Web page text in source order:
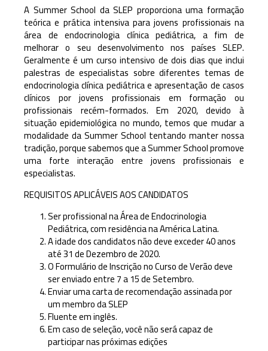
A Summer School da SLEP proporciona uma formação
teórica e prática intensiva para jovens profissionais na
área de endocrinologia clínica pediátrica, a fim de
melhorar o seu desenvolvimento nos países SLEP.
Geralmente é um curso intensivo de dois dias que inclui
palestras de especialistas sobre diferentes temas de
endocrinologia clínica pediátrica e apresentação de casos
clínicos por jovens profissionais em formação ou
profissionais recém-formados. Em 2020, devido à
situação epidemiológica no mundo, temos que mudar a
modalidade da Summer School tentando manter nossa
tradição, porque sabemos que a Summer School promove
uma forte interação entre jovens profissionais e
especialistas.
REQUISITOS APLICÁVEIS AOS CANDIDATOS
Ser profissional na Área de Endocrinologia
Pediátrica, com residência na América Latina.
A idade dos candidatos não deve exceder 40 anos
até 31 de Dezembro de 2020.
O Formulário de Inscrição no Curso de Verão deve
ser enviado entre 7 a 15 de Setembro.
Enviar uma carta de recomendação assinada por
um membro da SLEP
Fluente em inglês.
Em caso de seleção, você não será capaz de
participar nas próximas edições